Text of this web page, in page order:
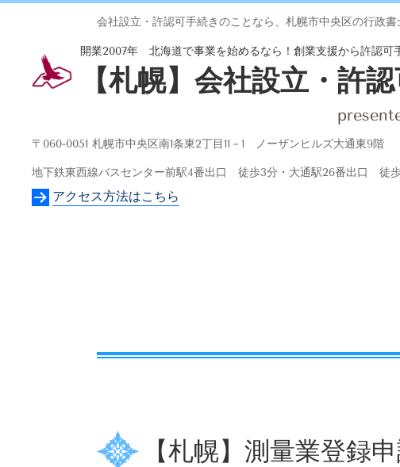
会社設立・許認可手続きのことなら、札幌市中央区の行政
開業2007年 北海道で事業を始めるなら！創業支援から許認
【札幌】会社設立・許
〒060-0051 札幌市中央区南1条東2丁目11－1 ノーザンヒルズ大通東9階
地下鉄東西線バスセンター前駅4番出口 徒歩3分・大通駅26番出口 徒
アクセス方法はこちら
【札幌】測量業登録